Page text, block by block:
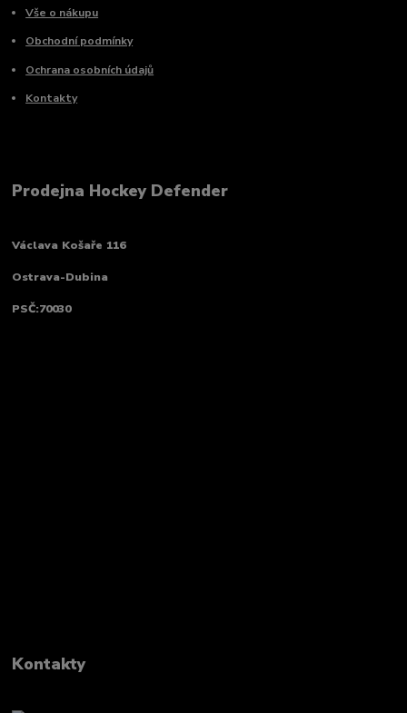
Vše o nákupu
Obchodní podmínky
Ochrana osobních údajů
Kontakty
Prodejna Hockey Defender
Václava Košaře 116
Ostrava-Dubina
PSČ:70030
Kontakty